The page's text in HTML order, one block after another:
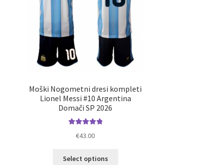
Moški Nogometni dresi kompleti
Lionel Messi #10 Argentina
Domači SP 2026
5.00od 5
€43.00
Select options